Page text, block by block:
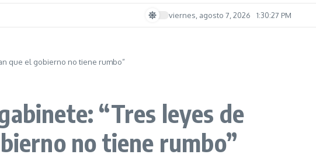
viernes, agosto 7, 2026 1:30:28 PM
que el gobierno no tiene rumbo”
“Tres leyes de
no tiene rumbo”